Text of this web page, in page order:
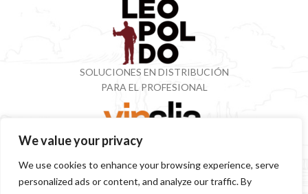
We value your privacy
We use cookies to enhance your browsing experience, serve
personalized ads or content, and analyze our traffic. By
SOLUCIONES EN DISTRIBUCIÓN
PARA EL PROFESIONAL
EN VINOS Y DESTILADOS